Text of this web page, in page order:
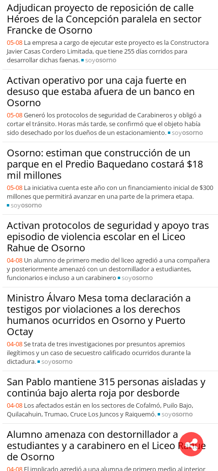
Adjudican proyecto de reposición de calle
Héroes de la Concepción paralela en sector
Francke de Osorno
05-08 La empresa a cargo de ejecutar este proyecto es la Constructora
Javier Casas Cordero Limitada, que tiene 255 días corridos para
desarrollar dichas faenas.
soyosorno
Activan operativo por una caja fuerte en
desuso que estaba afuera de un banco en
Osorno
05-08Generó los protocolos de seguridad de Carabineros y obligó a
cortar el tránsito. Horas más tarde, se confirmó que el objeto había
sido desechado por los dueños de un estacionamiento.
soyosorno
Osorno: estiman que construcción de un
parque en el Predio Baquedano costará $18
mil millones
05-08 La iniciativa cuenta este año con un financiamiento inicial de $300
millones que permitirá avanzar en una parte de la primera etapa.
soyosorno
Activan protocolos de seguridad y apoyo tras
episodio de violencia escolar en el Liceo
Rahue de Osorno
04-08 Un alumno de primero medio del liceo agredió a una compañera
y posteriormente amenazó con un destornillador a estudiantes,
funcionarios e incluso a un carabinero
soyosorno
Ministro Álvaro Mesa toma declaración a
testigos por violaciones a los derechos
humanos ocurridos en Osorno y Puerto
Octay
04-08Se trata de tres investigaciones por presuntos apremios
ilegítimos y un caso de secuestro calificado ocurridos durante la
dictadura.
soyosorno
San Pablo mantiene 315 personas aisladas y
continúa bajo alerta roja por desborde
04-08 Los afectados están en los sectores de Cofalmó, Puilo Bajo,
Quilacahuin, Trumao, Cruce Los Juncos y Raiquemó.
soyosorno
Alumno amenaza con destornillador a
estudiantes y a carabinero en el Liceo Rahue
de Osorno
04-08 El implicado agredió a una alumna de primero medio al interior